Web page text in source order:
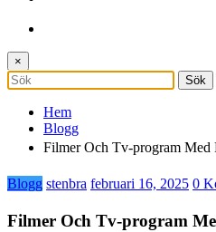
×
Hem
Blogg
Filmer Och Tv-program Med
Blogg stenbra februari 16, 2025 0
Filmer Och Tv-program